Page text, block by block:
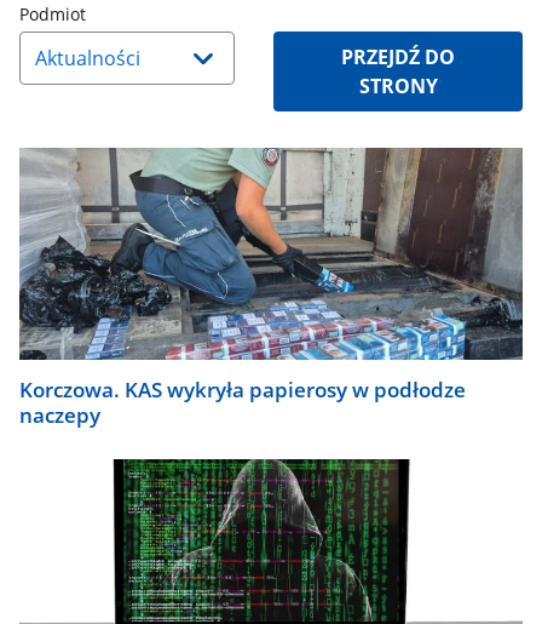
PodmiotNaciśnij
strzałkę
w
dół,
odpowiednią
pozycję.
Dane
zaktualizują
się
automatycznie.
PRZEJDŹ DO
STRONY
Korczowa. KAS wykryła papierosy w podłodze
naczepy